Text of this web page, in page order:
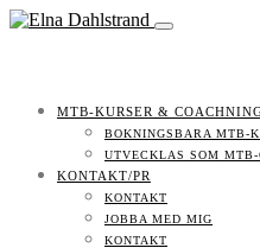
MTB-KURSER &
BOKNINGSBARA MTB-
UTVECKLAS SOM
KONTAKT/PR
KONTAKT
JOBBA MED MIG
KONTAKT